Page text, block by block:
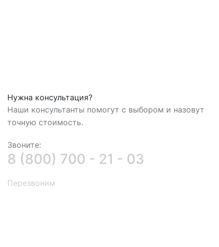
Нужна консультация?
Наши консультанты помогут с выбором и назовут
точную стоимость.
Звоните:
8 (800) 700 - 21 - 03
Перезвоним